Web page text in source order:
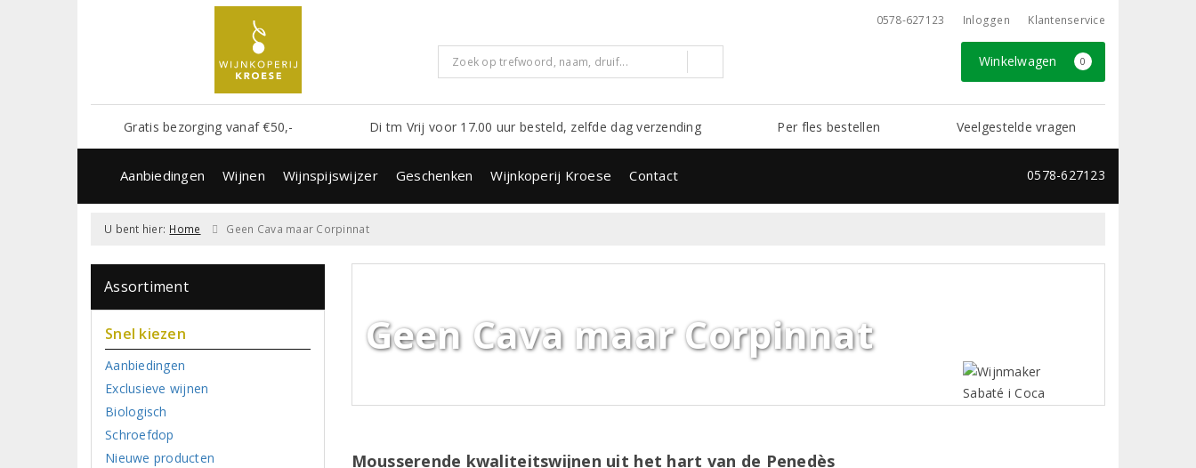
0578-627123 Inloggen Klantenservice
Winkelwagen 0
Gratis bezorging vanaf €50,- Di tm Vrij voor 17.00 uur besteld, zelfde dag verzending Per fles bestellen Veelgestelde vragen
Aanbiedingen Wijnen Wijnspijswijzer Geschenken Wijnkoperij Kroese Contact 0578-627123
U bent hier: Home Geen Cava maar Corpinnat
Assortiment
Snel kiezen
Aanbiedingen
Exclusieve wijnen
Biologisch
Schroefdop
Nieuwe producten
Geen Cava maar Corpinnat
Mousserende kwaliteitswijnen uit het hart van de Penedès